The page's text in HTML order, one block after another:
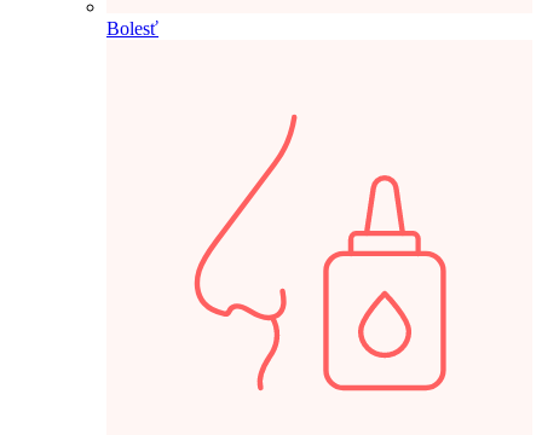
Bolesť